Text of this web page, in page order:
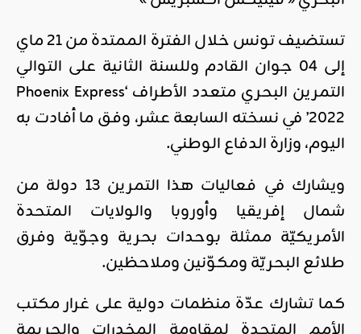
تستضيف تونس خلال الفترة الممتدة من 21 ماي
إلى 04 جوان القادم وللسنة الثانية على التوالي
التمرين البحري متعدد الأطراف ‘Phoenix Express
2022’ في نسخته السابعة عشر، وفق ما أفادت به
اليوم، وزارة الدفاع الوطني.
ويشارك في فعاليات هذا التمرين 13 دولة من
شمال إفريقيا وأوروبا والولايات المتحدة
الأمريكيّة ممثلة بوحدات بحرية وجوّية وفرق
طلائع البحريّة ومكوّنين وملاحظين.
كما تشارك عدّة منظمات دولية على غرار مكتب